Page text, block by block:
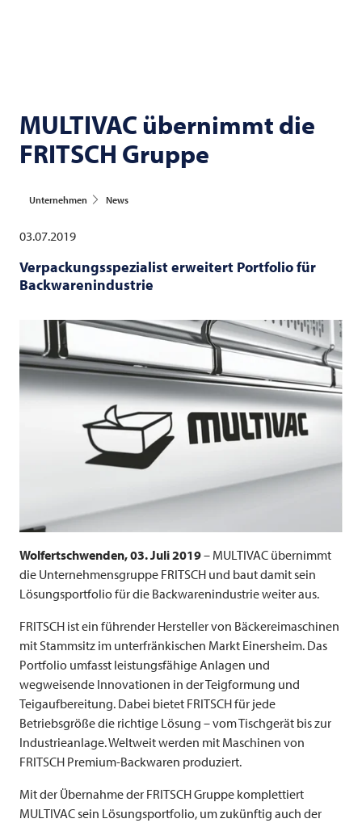
MULTIVAC übernimmt die
FRITSCH Gruppe
Unternehmen News
03.07.2019
Verpackungsspezialist erweitert Portfolio für
Backwarenindustrie
Wolfertschwenden, 03. Juli 2019– MULTIVAC übernimmt
die Unternehmensgruppe FRITSCH und baut damit sein
Lösungsportfolio für die Backwarenindustrie weiter aus.
FRITSCH ist ein führender Hersteller von Bäckereimaschinen
mit Stammsitz im unterfränkischen Markt Einersheim. Das
Portfolio umfasst leistungsfähige Anlagen und
wegweisende Innovationen in der Teigformung und
Teigaufbereitung. Dabei bietet FRITSCHfür jede
Betriebsgröße die richtige Lösung – vom Tischgerät bis zur
Industrieanlage. Weltweit werden mit Maschinen von
FRITSCH Premium-Backwaren produziert.
Mit der Übernahme der FRITSCHGruppe komplettiert
MULTIVAC sein Lösungsportfolio, um zukünftig auch der